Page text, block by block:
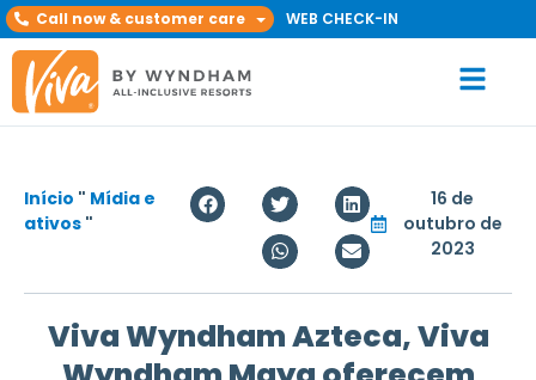
Call now & customer care WEB CHECK-IN
Início " Mídia e
ativos "
16 de
outubro de
2023
Viva Wyndham Azteca, Viva